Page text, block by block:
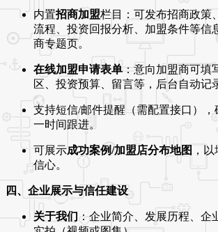
内置招商加盟栏目：可发布招商政策
流程、投资回报分析、加盟条件等信
商专题页。
在线加盟申请表单：意向加盟商可填
区、投资预算、留言等，后台自动记
支持短信/邮件提醒（需配置接口）
一时间跟进。
可展示成功案例/加盟店分布地图 ，
信心。
四、企业展示与信任建设
关于我们：企业简介、发展历程、企